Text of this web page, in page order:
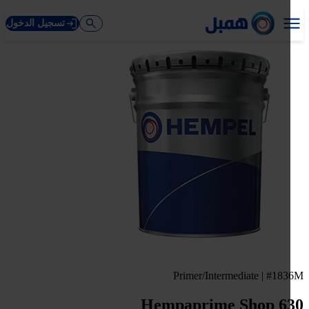
تسجيل الدخول
Primer/Intermediate |
Hempaprime Shop